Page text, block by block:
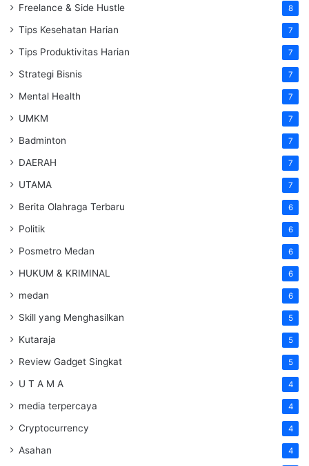
Freelance & Side Hustle 8
Tips Kesehatan Harian 7
Tips Produktivitas Harian 7
Strategi Bisnis 7
Mental Health 7
UMKM 7
Badminton 7
DAERAH 7
UTAMA 7
Berita Olahraga Terbaru 6
Politik 6
Posmetro Medan 6
HUKUM & KRIMINAL 6
medan 6
Skill yang Menghasilkan 5
Kutaraja 5
Review Gadget Singkat 5
U T A M A 4
media terpercaya 4
Cryptocurrency 4
Asahan 4